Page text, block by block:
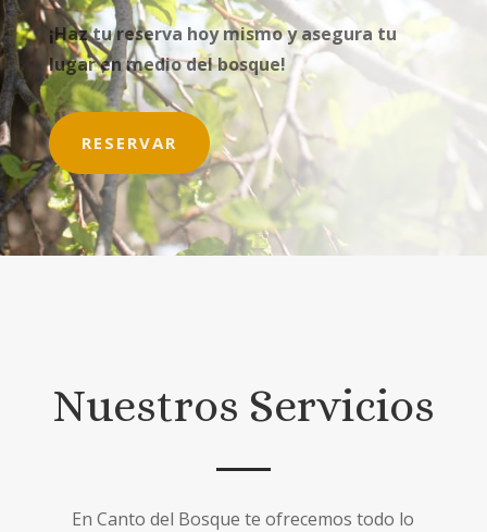
¡Haz tu reserva hoy mismo y asegura tu
lugar en medio del bosque!
RESERVAR
Nuestros Servicios
En Canto del Bosque te ofrecemos todo lo